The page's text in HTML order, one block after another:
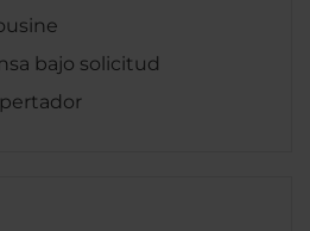
bajo solicitud